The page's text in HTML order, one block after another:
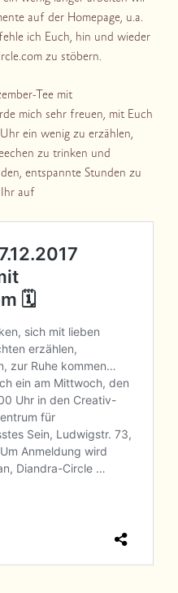
auf der Homepage, u.a.
ich Euch, hin und wieder
zu stöbern.
Tee mit
mich sehr freuen, mit Euch
ein wenig zu erzählen,
zu trinken und
entspannte Stunden zu
auf